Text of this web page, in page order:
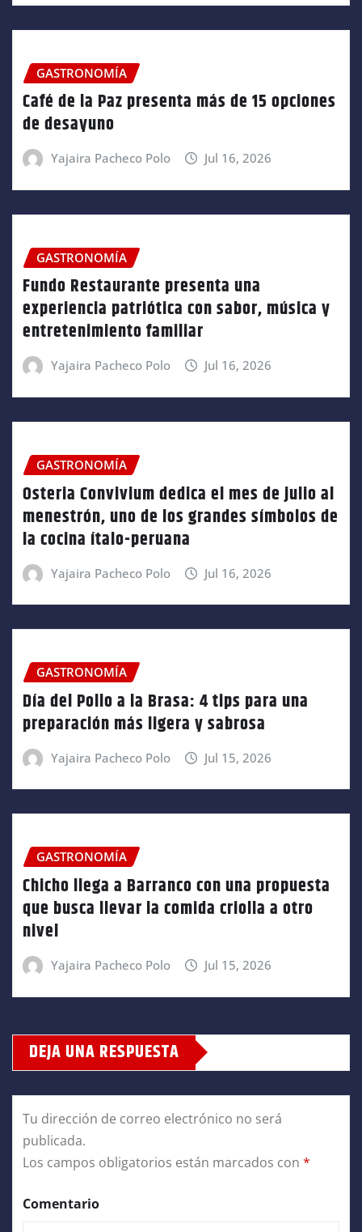
GASTRONOMÍA
Café de la Paz presenta más de 15 opciones
de desayuno
Yajaira Pacheco Polo Jul 16, 2026
GASTRONOMÍA
Fundo Restaurante presenta una
experiencia patriótica con sabor, música y
entretenimiento familiar
Yajaira Pacheco Polo Jul 16, 2026
GASTRONOMÍA
Osteria Convivium dedica el mes de julio al
menestrón, uno de los grandes símbolos de
la cocina ítalo-peruana
Yajaira Pacheco Polo Jul 16, 2026
GASTRONOMÍA
Día del Pollo a la Brasa: 4 tips para una
preparación más ligera y sabrosa
Yajaira Pacheco Polo Jul 15, 2026
GASTRONOMÍA
Chicho llega a Barranco con una propuesta
que busca llevar la comida criolla a otro
nivel
Yajaira Pacheco Polo Jul 15, 2026
DEJA UNA RESPUESTA
Tu dirección de correo electrónico no será
publicada.
Los campos obligatorios están marcados con *
Comentario